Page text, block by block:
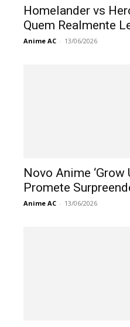
Homelander vs
Quem Realmente
Anime AC - 13/06/2026
Novo Anime ‘Grow
Promete
Anime AC - 13/06/2026